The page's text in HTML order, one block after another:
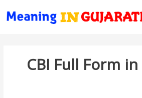
CBI Full Form